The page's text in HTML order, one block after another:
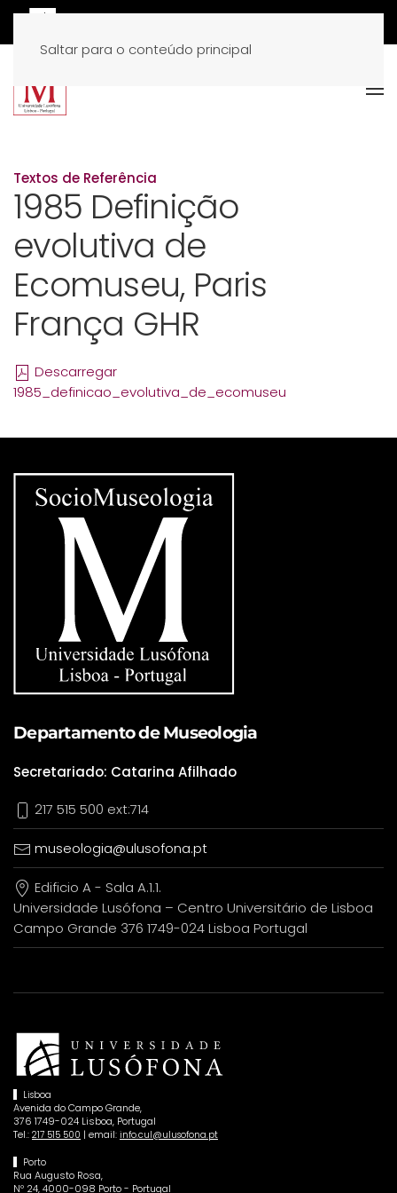
Saltar para o conteúdo principal
Textos de Referência
1985 Definição
evolutiva de
Ecomuseu, Paris
França GHR
Descarregar
1985_definicao_evolutiva_de_ecomuseu
Departamento de Museologia
Secretariado: Catarina Afilhado
217 515 500 ext:714
museologia@ulusofona.pt
Edificio A - Sala A.1.1.
Universidade Lusófona – Centro Universitário de Lisboa
Campo Grande 376 1749-024 Lisboa Portugal
Lisboa
Avenida do Campo Grande,
376 1749-024 Lisboa, Portugal
Tel.: 217 515 500 | email: info.cul@ulusofona.pt
Porto
Rua Augusto Rosa,
Nº 24, 4000-098 Porto - Portugal